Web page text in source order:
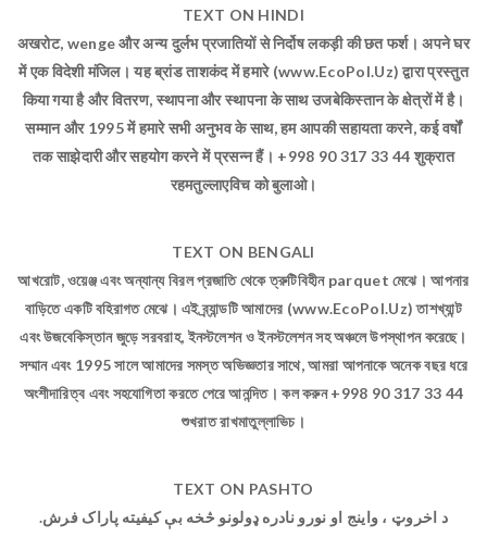
TEXT ON HINDI
अखरोट, wenge और अन्य दुर्लभ प्रजातियों से निर्दोष लकड़ी की छत फर्श। अपने घर
में एक विदेशी मंजिल। यह ब्रांड ताशकंद में हमारे (www.EcoPol.Uz) द्वारा प्रस्तुत
किया गया है और वितरण, स्थापना और स्थापना के साथ उजबेकिस्तान के क्षेत्रों में है।
सम्मान और 1995 में हमारे सभी अनुभव के साथ, हम आपकी सहायता करने, कई वर्षों
तक साझेदारी और सहयोग करने में प्रसन्न हैं। +998 90 317 33 44 शुक्रात
रहमतुल्लाएविच को बुलाओ।
TEXT ON BENGALI
আখরোট, ওয়েঞ্জ এবং অন্যান্য বিরল প্রজাতি থেকে ত্রুটিবিহীন parquet মেঝে। আপনার
বাড়িতে একটি বহিরাগত মেঝে। এই ব্র্যান্ডটি আমাদের (www.EcoPol.Uz) তাশখ্যান্ট
এবং উজবেকিস্তান জুড়ে সরবরাহ, ইনস্টলেশন ও ইনস্টলেশন সহ অঞ্চলে উপস্থাপন করেছে।
সম্মান এবং 1995 সালে আমাদের সমস্ত অভিজ্ঞতার সাথে, আমরা আপনাকে অনেক বছর ধরে
অংশীদারিত্ব এবং সহযোগিতা করতে পেরে আনন্দিত। কল করুন +998 90 317 33 44
শুখরাত রাখমাতুল্লাভিচ।
TEXT ON PASHTO
د اخروټ ، واینج او نورو نادره ډولونو څخه بې کیفیته پاراک فرش.